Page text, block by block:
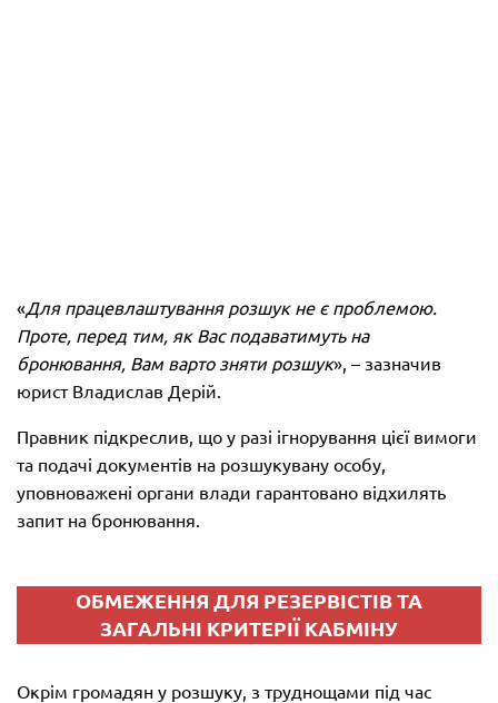
«Для працевлаштування розшук не є проблемою.
Проте, перед тим, як Вас подаватимуть на
бронювання, Вам варто зняти розшук», – зазначив
юрист Владислав Дерій.
Правник підкреслив, що у разі ігнорування цієї вимоги
та подачі документів на розшукувану особу,
уповноважені органи влади гарантовано відхилять
запит на бронювання.
ОБМЕЖЕННЯ ДЛЯ РЕЗЕРВІСТІВ ТА
ЗАГАЛЬНІ КРИТЕРІЇ КАБМІНУ
Окрім громадян у розшуку, з труднощами під час